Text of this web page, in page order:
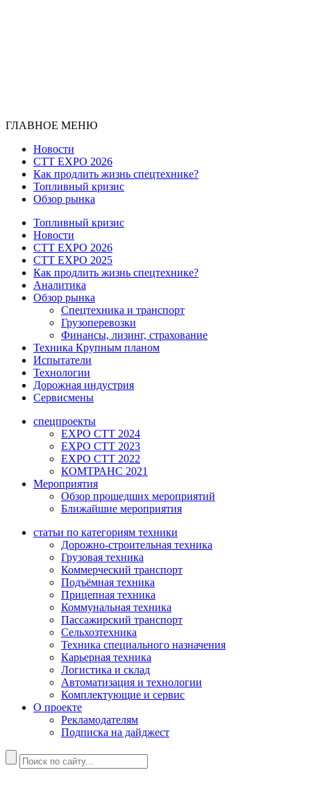
ГЛАВНОЕ МЕНЮ
Новости
CTT EXPO 2026
Как продлить жизнь спецтехнике?
Топливный кризис
Обзор рынка
Топливный кризис
Новости
CTT EXPO 2026
CTT EXPO 2025
Как продлить жизнь спецтехнике?
Аналитика
Обзор рынка
Спецтехника и транспорт
Грузоперевозки
Финансы, лизинг, страхование
Техника Крупным планом
Испытатели
Технологии
Дорожная индустрия
Сервисмены
спецпроекты
EXPO CTT 2024
EXPO CTT 2023
EXPO CTT 2022
КОМТРАНС 2021
Мероприятия
Обзор прошедших мероприятий
Ближайшие мероприятия
статьи по категориям техники
Дорожно-строительная техника
Грузовая техника
Коммерческий транспорт
Подъёмная техника
Прицепная техника
Коммунальная техника
Пассажирский транспорт
Сельхозтехника
Техника специального назначения
Карьерная техника
Логистика и склад
Автоматизация и технологии
Комплектующие и сервис
О проекте
Рекламодателям
Подписка на дайджест